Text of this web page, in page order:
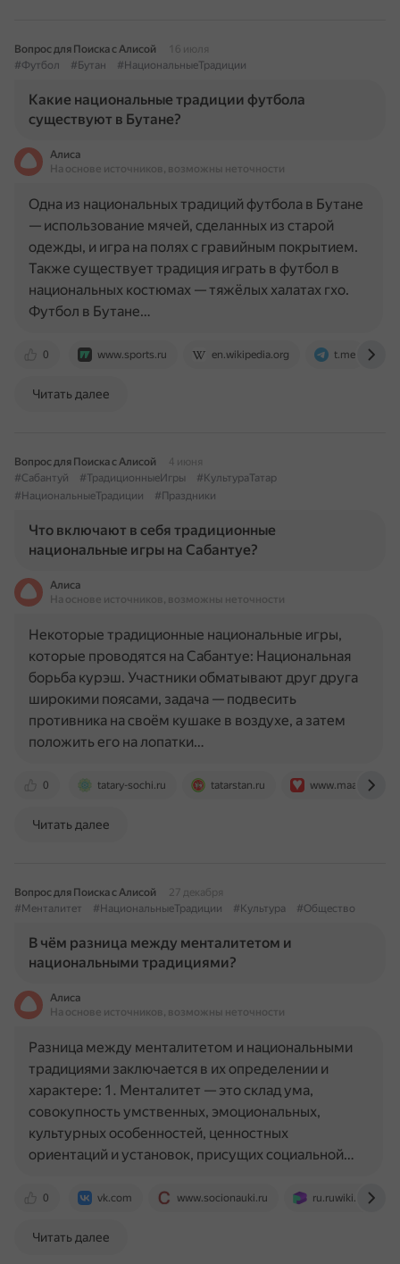
Вопрос для Поиска с Алисой
16 июля
#Футбол
#Бутан #НациональныеТрадиции
Какие национальные традиции футбола
существуют в Бутане?
Алиса
На основе источников, возможны неточности
0 www.sports.ru en.wikipedia.org t.me
Одна из национальных традиций футбола в Бутане
— использование мячей, сделанных из старой
одежды, и игра на полях с гравийным покрытием.
Также существует традиция играть в футбол в
национальных костюмах — тяжёлых халатах гхо.
Футбол в Бутане…
Читать далее
Вопрос для Поиска с Алисой
4 июня
#Сабантуй
#ТрадиционныеИгры
#КультураТатар
#НациональныеТрадиции
#Праздники
Что включают в себя традиционные
национальные игры на Сабантуе?
Алиса
На основе источников, возможны неточности
0 tatary-sochi.ru tatarstan.ru www.maam.ru
Некоторые традиционные национальные игры,
которые проводятся на Сабантуе: Национальная
борьба курэш. Участники обматывают друг друга
широкими поясами, задача — подвесить
противника на своём кушаке в воздухе, а затем
положить его на лопатки…
Читать далее
Вопрос для Поиска с Алисой
27 декабря
#Менталитет
#НациональныеТрадиции #Культура #Общество
В чём разница между менталитетом и
национальными традициями?
Алиса
На основе источников, возможны неточности
0 vk.com www.socionauki.ru ru.ruwiki.ru
Разница между менталитетом и национальными
традициями заключается в их определении и
характере: 1. Менталитет — это склад ума,
совокупность умственных, эмоциональных,
культурных особенностей, ценностных
ориентаций и установок, присущих социальной…
Читать далее